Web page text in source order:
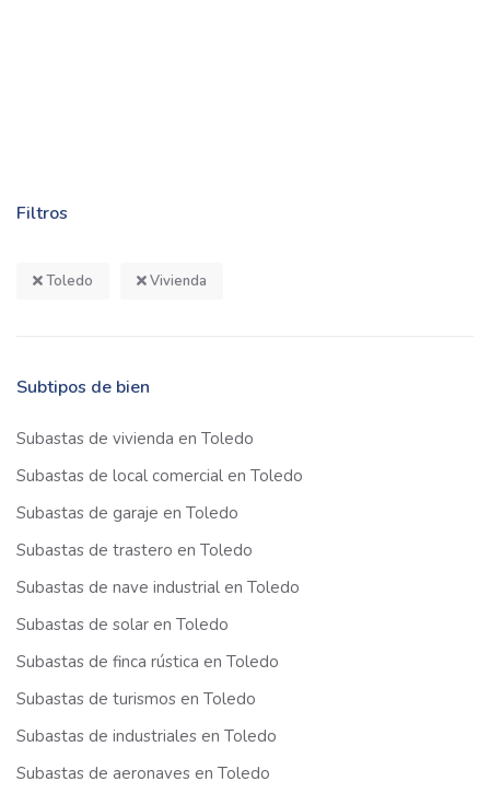
Filtros
Toledo Vivienda
Subtipos de bien
Subastas de vivienda en Toledo
Subastas de local comercial en Toledo
Subastas de garaje en Toledo
Subastas de trastero en Toledo
Subastas de nave industrial en Toledo
Subastas de solar en Toledo
Subastas de finca rústica en Toledo
Subastas de turismos en Toledo
Subastas de industriales en Toledo
Subastas de aeronaves en Toledo